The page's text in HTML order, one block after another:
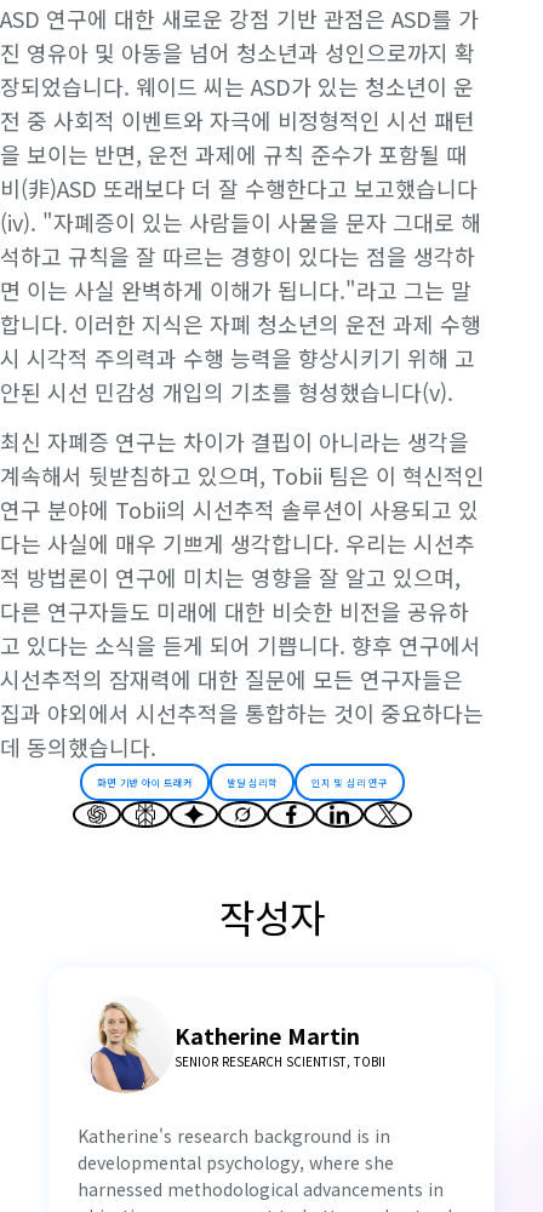
ASD 연구에 대한 새로운 강점 기반 관점은 ASD를 가
진 영유아 및 아동을 넘어 청소년과 성인으로까지 확
장되었습니다. 웨이드 씨는 ASD가 있는 청소년이 운
전 중 사회적 이벤트와 자극에 비정형적인 시선 패턴
을 보이는 반면, 운전 과제에 규칙 준수가 포함될 때
비(非)ASD 또래보다 더 잘 수행한다고 보고했습니다
(iv). "자폐증이 있는 사람들이 사물을 문자 그대로 해
석하고 규칙을 잘 따르는 경향이 있다는 점을 생각하
면 이는 사실 완벽하게 이해가 됩니다."라고 그는 말
합니다. 이러한 지식은 자폐 청소년의 운전 과제 수행
시 시각적 주의력과 수행 능력을 향상시키기 위해 고
안된 시선 민감성 개입의 기초를 형성했습니다(v).
최신 자폐증 연구는 차이가 결핍이 아니라는 생각을
계속해서 뒷받침하고 있으며, Tobii 팀은 이 혁신적인
연구 분야에 Tobii의 시선추적 솔루션이 사용되고 있
다는 사실에 매우 기쁘게 생각합니다. 우리는 시선추
적 방법론이 연구에 미치는 영향을 잘 알고 있으며,
다른 연구자들도 미래에 대한 비슷한 비전을 공유하
고 있다는 소식을 듣게 되어 기쁩니다. 향후 연구에서
시선추적의 잠재력에 대한 질문에 모든 연구자들은
집과 야외에서 시선추적을 통합하는 것이 중요하다는
데 동의했습니다.
화면 기반 아이 트래커 발달 심리학 인지 및 심리 연구
작성자
Katherine Martin
SENIOR RESEARCH SCIENTIST, TOBII
Katherine's research background is in
developmental psychology, where she
harnessed methodological advancements in